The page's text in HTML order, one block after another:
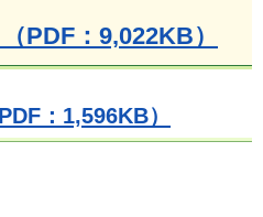
PDF：9,022KB）
：1,596KB）